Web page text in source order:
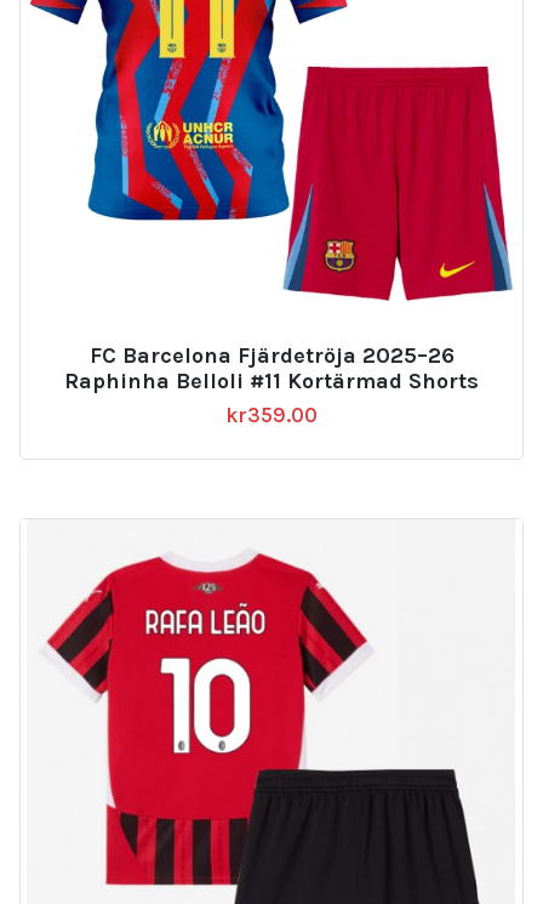
FC Barcelona Fjärdetröja 2025–26
Raphinha Belloli #11 Kortärmad Shorts
kr359.00